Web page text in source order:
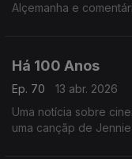
Alçemanha e
Há 100 Anos
Ep. 70
13 abr. 2026
Uma notícia sobre
uma cançãp de